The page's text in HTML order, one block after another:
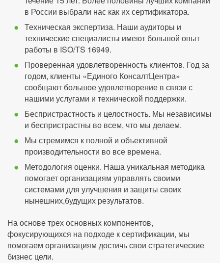
в России выбрали нас как их сертификатора.
Техническая экспертиза. Наши аудиторы и
технические специалисты имеют большой опыт
работы в ISO/TS 16949.
Проверенная удовлетворенность клиентов. Год за
годом, клиенты «Единого КонсалтЦентра»
сообщают большое удовлетворение в связи с
нашими услугами и технической поддержки.
Беспристрастность и целостность. Мы независимы
и беспристрастны во всем, что мы делаем.
Мы стремимся к полной и объективной
производительности во все времена.
Методология оценки. Наша уникальная методика
помогает организациям управлять своими
системами для улучшения и защиты своих
нынешних,будущих результатов.
На основе трех основных компонентов,
фокусирующихся на подходе к сертификации, мы
помогаем организациям достичь свои стратегические
бизнес цели.